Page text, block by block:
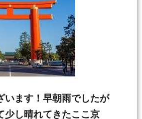
います！早朝雨でしたが
少し晴れてきたここ京